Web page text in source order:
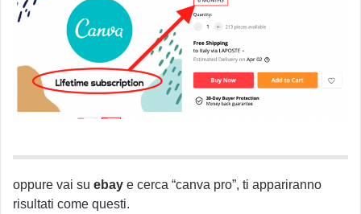
oppure vai su ebay e cerca “canva pro”, ti appariranno
risultati come questi.